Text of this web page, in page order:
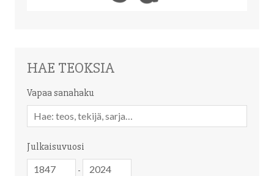
HAE TEOKSIA
Vapaa sanahaku
sanahaku
Julkaisuvuosi
-